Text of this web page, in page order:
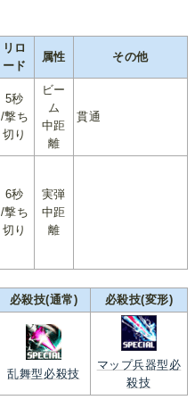
リロ
ード
属性 その他
5秒
/撃ち
切り
ビー
ム
中距
離
貫通
6秒
/撃ち
切り
実弾
中距
離
必殺技(通常) 必殺技(変形)
乱舞型必殺技
マップ兵器型必
殺技